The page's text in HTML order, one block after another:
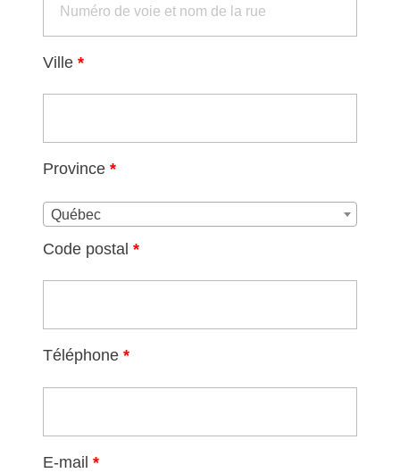
Ville *
Province *
Québec
Code postal *
Téléphone *
E-mail *